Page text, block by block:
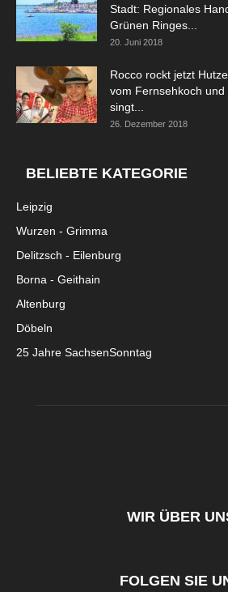
Stadt: Regionales
Grünen Ringes...
20. Juni 2018
Rocco rockt jetzt
vom Fernsehkoch
singt...
26. Dezember 2018
BELIEBTE KATEGORIE
Leipzig
Wurzen - Grimma
Delitzsch - Eilenburg
Borna - Geithain
Altenburg
Döbeln
25 Jahre SachsenSonntag
WIR ÜBER
FOLGEN SIE